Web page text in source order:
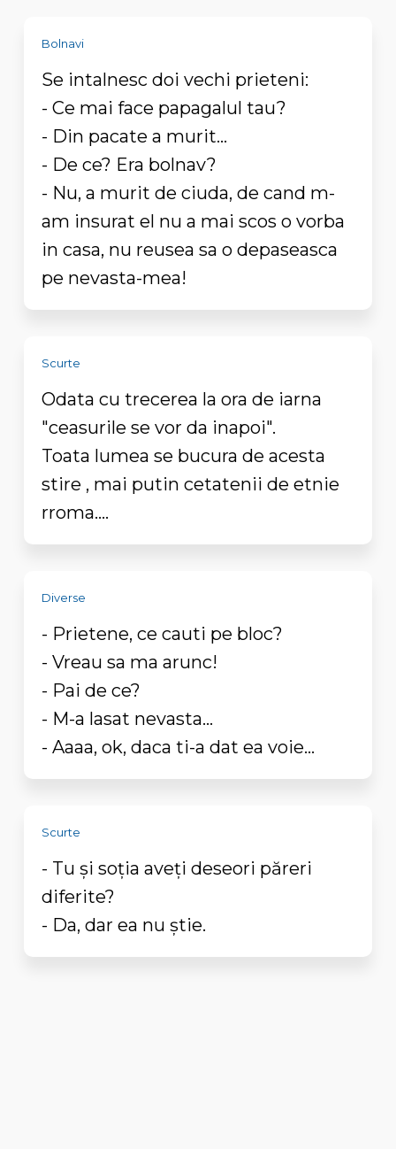
Bolnavi
Se intalnesc doi vechi prieteni:
- Ce mai face papagalul tau?
- Din pacate a murit...
- De ce? Era bolnav?
- Nu, a murit de ciuda, de cand m-
am insurat el nu a mai scos o vorba
in casa, nu reusea sa o depaseasca
pe nevasta-mea!
Scurte
Odata cu trecerea la ora de iarna
"ceasurile se vor da inapoi".
Toata lumea se bucura de acesta
stire , mai putin cetatenii de etnie
rroma....
Diverse
- Prietene, ce cauti pe bloc?
- Vreau sa ma arunc!
- Pai de ce?
- M-a lasat nevasta...
- Aaaa, ok, daca ti-a dat ea voie...
Scurte
- Tu și soția aveți deseori păreri
diferite?
- Da, dar ea nu știe.